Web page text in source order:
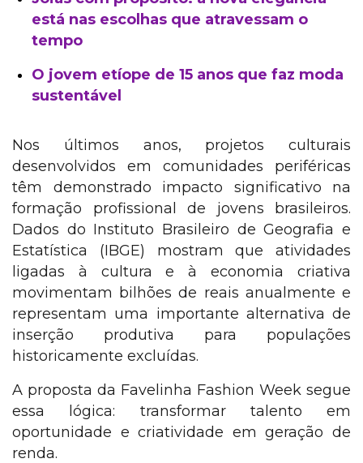
está nas escolhas que atravessam o
tempo
O jovem etíope de 15 anos que faz moda
sustentável
Nos últimos anos, projetos culturais
desenvolvidos em comunidades periféricas
têm demonstrado impacto significativo na
formação profissional de jovens brasileiros.
Dados do Instituto Brasileiro de Geografia e
Estatística (IBGE) mostram que atividades
ligadas à cultura e à economia criativa
movimentam bilhões de reais anualmente e
representam uma importante alternativa de
inserção produtiva para populações
historicamente excluídas.
A proposta da Favelinha Fashion Week segue
essa lógica: transformar talento em
oportunidade e criatividade em geração de
renda.